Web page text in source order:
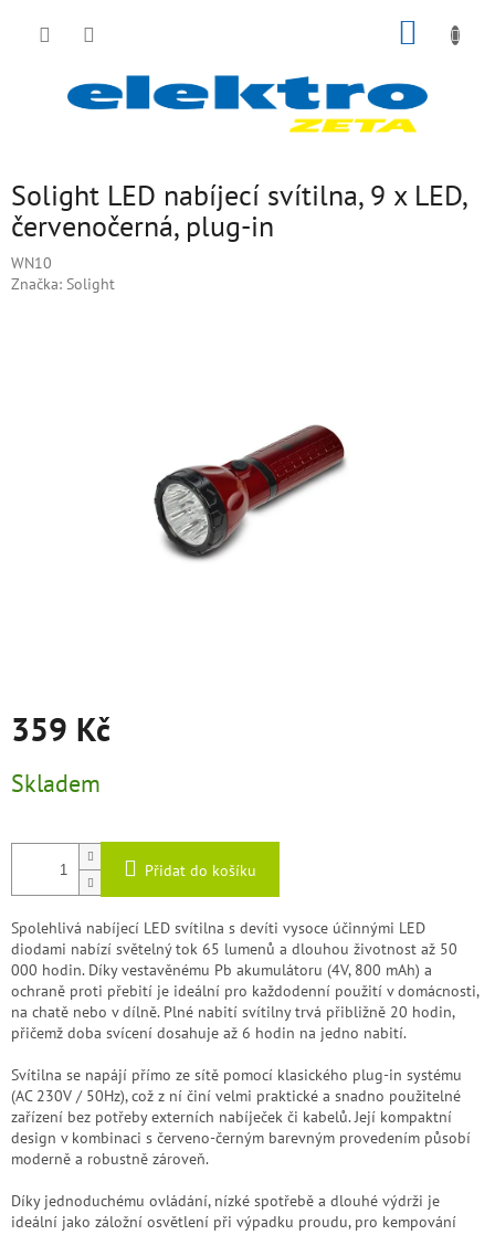
Solight LED nabíjecí svítilna, 9 x LED,
červenočerná, plug-in
WN10
Značka: Solight
359 Kč
cena:
Skladem
Přidat do košíku
Spolehlivá nabíjecí LED svítilna s devíti vysoce účinnými LED
diodami nabízí světelný tok 65 lumenů a dlouhou životnost až 50
000 hodin. Díky vestavěnému Pb akumulátoru (4V, 800 mAh) a
ochraně proti přebití je ideální pro každodenní použití v domácnosti,
na chatě nebo v dílně. Plné nabití svítilny trvá přibližně 20 hodin,
přičemž doba svícení dosahuje až 6 hodin na jedno nabití.
Svítilna se napájí přímo ze sítě pomocí klasického plug-in systému
(AC 230V / 50Hz), což z ní činí velmi praktické a snadno použitelné
zařízení bez potřeby externích nabíječek či kabelů. Její kompaktní
design v kombinaci s červeno-černým barevným provedením působí
moderně a robustně zároveň.
Díky jednoduchému ovládání, nízké spotřebě a dlouhé výdrži je
ideální jako záložní osvětlení při výpadku proudu, pro kempování